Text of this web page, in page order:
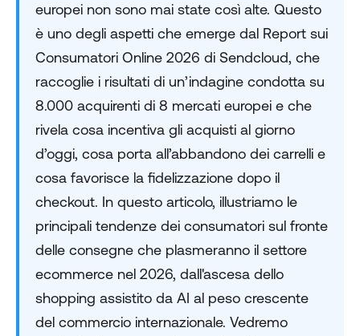
europei non sono mai state così alte. Questo
è uno degli aspetti che emerge dal Report sui
Consumatori Online 2026 di Sendcloud, che
raccoglie i risultati di un’indagine condotta su
8.000 acquirenti di 8 mercati europei e che
rivela cosa incentiva gli acquisti al giorno
d’oggi, cosa porta all’abbandono dei carrelli e
cosa favorisce la fidelizzazione dopo il
checkout. In questo articolo, illustriamo le
principali tendenze dei consumatori sul fronte
delle consegne che plasmeranno il settore
ecommerce nel 2026, dall'ascesa dello
shopping assistito da AI al peso crescente
del commercio internazionale. Vedremo